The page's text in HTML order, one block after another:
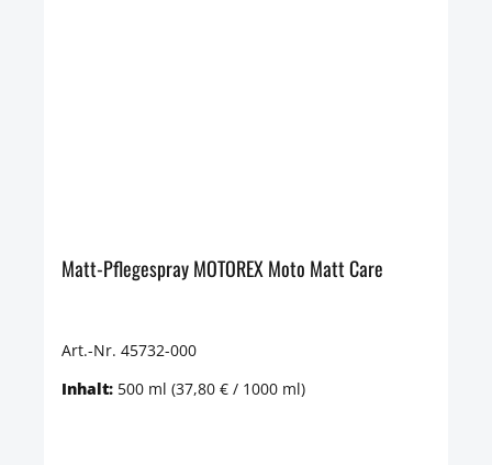
Matt-Pflegespray MOTOREX Moto Matt Care
Art.-Nr. 45732-000
Inhalt: 500 ml (37,80 € / 1000 ml)